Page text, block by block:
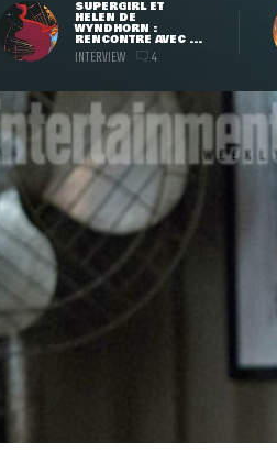
SUPERGIRL ET
HELEN DE
WYNDHORN :
RENCONTRE AVEC ...
INTERVIEW 4